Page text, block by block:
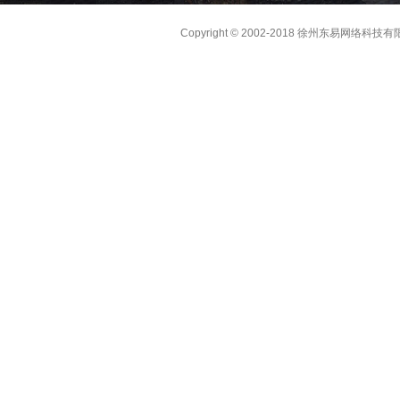
Copyright © 2002-2018 徐州东易网络科